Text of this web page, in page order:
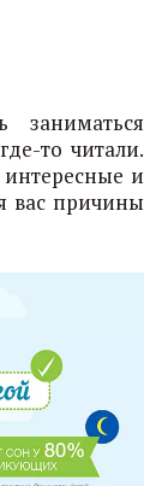
заниматься
то читали.
и
вас причины